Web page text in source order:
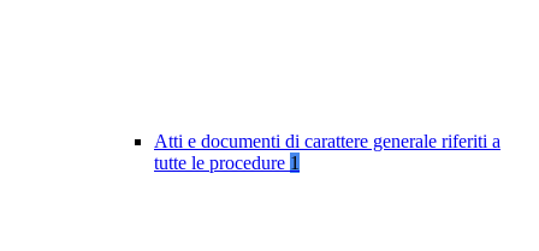
Atti e documenti di carattere generale riferiti a
tutte le procedure 1